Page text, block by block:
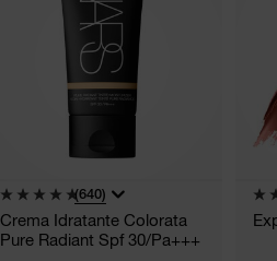
(640)
Crema Idratante Colorata
Pure Radiant Spf 30/pa+++